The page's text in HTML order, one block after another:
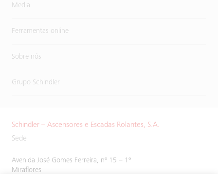
Media
Ferramentas online
Sobre nós
Grupo Schindler
Schindler – Ascensores e Escadas Rolantes, S.A.
Sede
Avenida José Gomes Ferreira, nº 15 – 1º
Miraflores